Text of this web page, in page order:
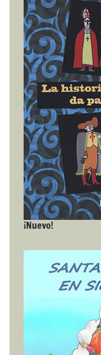
¡Nuevo!